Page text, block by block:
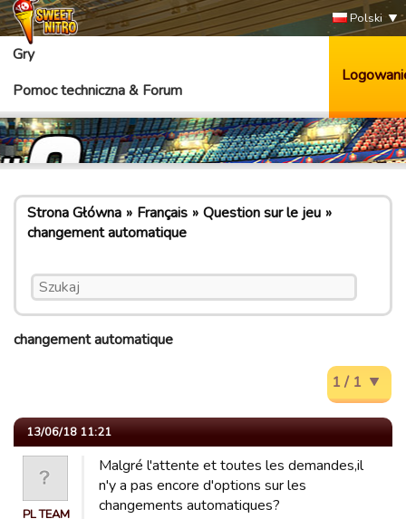
Polski
Gry
Pomoc techniczna & Forum
Strona Główna Français
Question sur le jeu
changement automatique
changement automatique
1 / 1
13/06/18 11:21
PL TEAM
Malgré l'attente et toutes les demandes,il
n'y a pas encore d'options sur les
changements automatiques?